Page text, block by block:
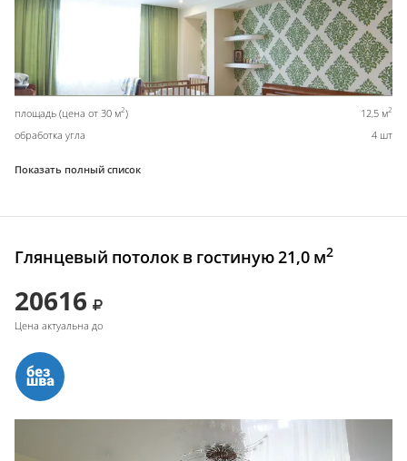
площадь (цена от 30 м2) 12,5 м2
обработка угла 4 шт
Показать полный список
Глянцевый потолок в гостиную 21,0 м2
20616
Цена актуальна до